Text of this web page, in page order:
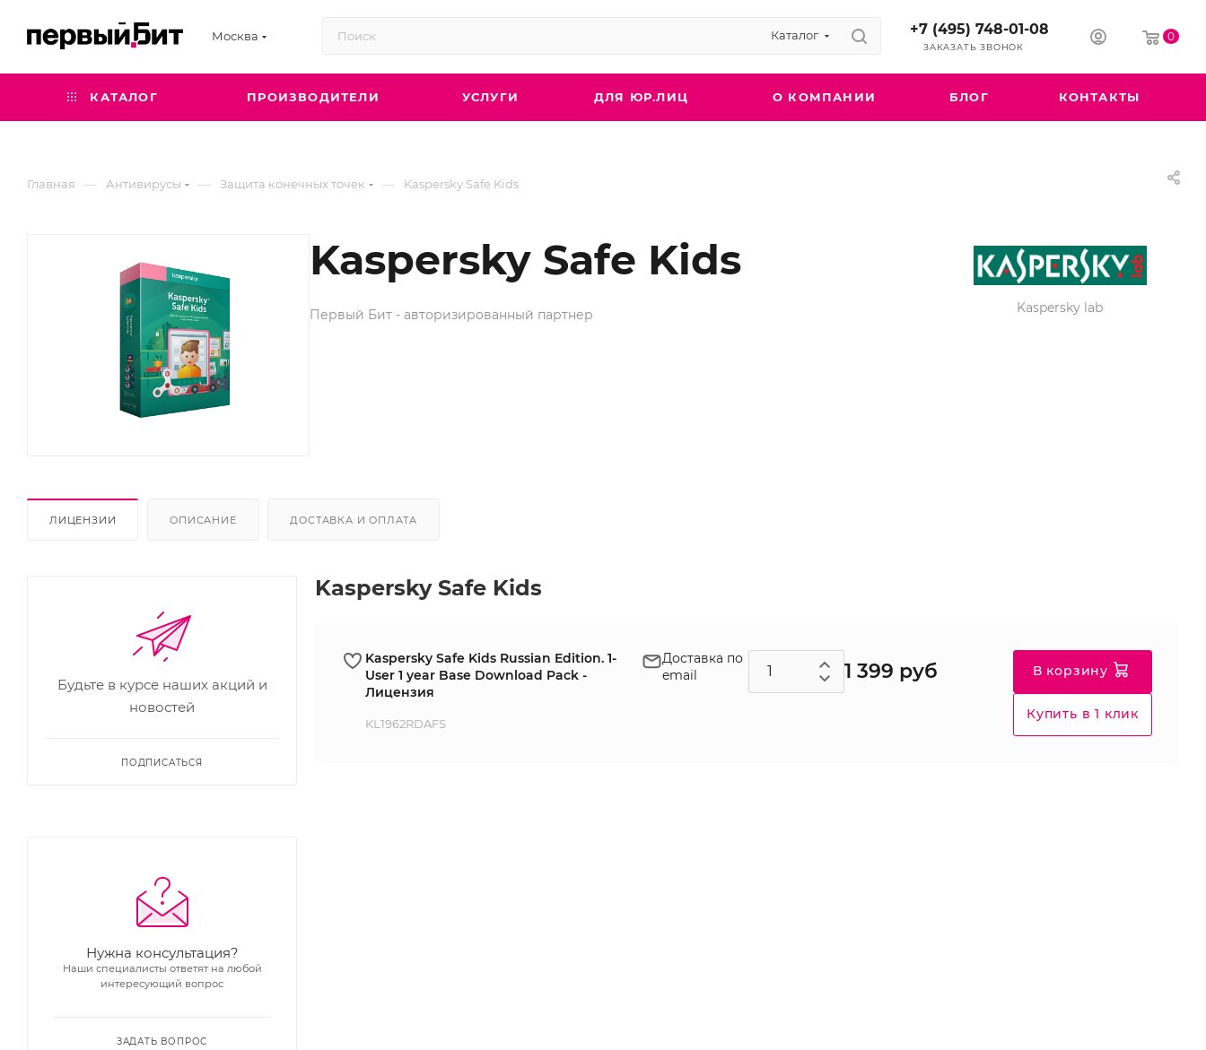
Москва Каталог +7 (495) 748-01-08
ЗАКАЗАТЬ ЗВОНОК
0
КАТАЛОГ ПРОИЗВОДИТЕЛИ УСЛУГИ ДЛЯ ЮР.ЛИЦ О КОМПАНИИ БЛОГ КОНТАКТЫ
Главная — Антивирусы — Защита конечных точек — Kaspersky Safe Kids
Kaspersky Safe Kids
Первый Бит - авторизированный партнер Kaspersky lab
ЛИЦЕНЗИИ ОПИСАНИЕ ДОСТАВКА И ОПЛАТА
Будьте в курсе наших акций и
новостей
ПОДПИСАТЬСЯ
Нужна консультация?
Наши специалисты ответят на любой
интересующий вопрос
ЗАДАТЬ ВОПРОС
Kaspersky Safe Kids
Kaspersky Safe Kids Russian Edition. 1-
User 1 year Base Download Pack -
Лицензия
KL1962RDAFS
Доставка по
email
1 399 руб В корзину
Купить в 1 клик